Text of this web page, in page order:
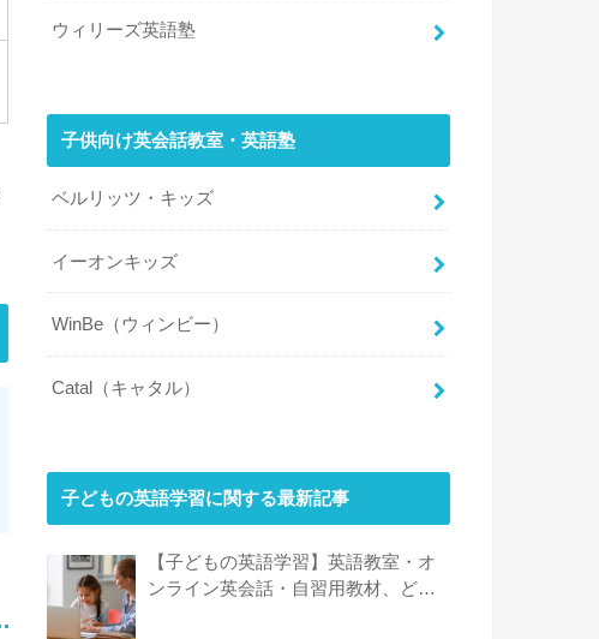
ウィリーズ英語塾
子供向け英会話教室・英語塾
ベルリッツ・キッズ
イーオンキッズ
WinBe（ウィンビー）
Catal（キャタル）
子どもの英語学習に関する最新記事
【子どもの英語学習】英語教室・オ
ンライン英会話・自習用教材、どう